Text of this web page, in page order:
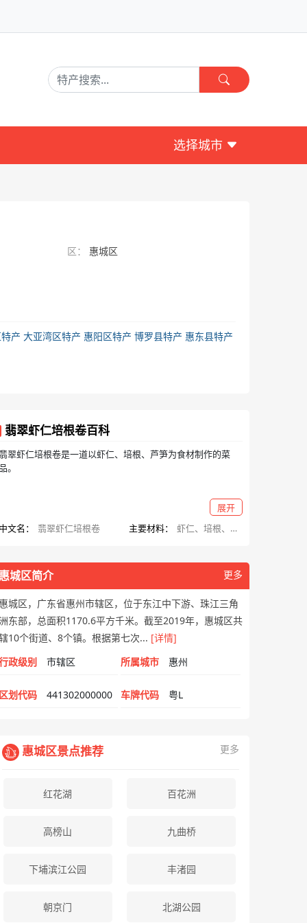
选择城市
区：
惠城区
产 大亚湾区特产 惠阳区特产 博罗县特产 惠东县特产
翡翠虾仁培根卷百科
翡翠虾仁培根卷是一道以虾仁、培根、芦笋为食材制作的菜
品。
展开
中文名：
翡翠虾仁培根卷 主要材料： 虾仁、培根、芦笋
惠城区简介 更多
惠城区，广东省惠州市辖区，位于东江中下游、珠江三角
东部，总面积1170.6平方千米。截至2019年，惠城区共
10个街道、8个镇。根据第七次... [详情]
政级别
市辖区 所属城市 惠州
区划代码 441302000000 车牌代码 粤L
惠城区景点推荐 更多
红花湖 百花洲
高榜山 九曲桥
下埔滨江公园 丰渚园
朝京门 北湖公园